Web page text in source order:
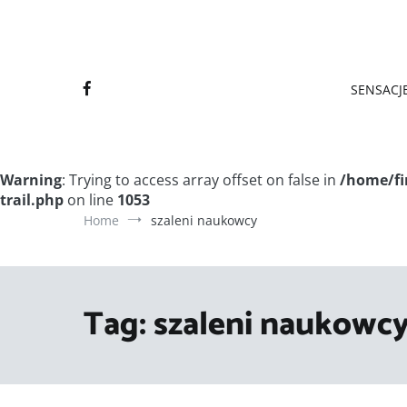
Warning: Trying to access array offset on false in /home/
trail.php on line 1053
Home szaleni naukowcy
Tag:szaleni